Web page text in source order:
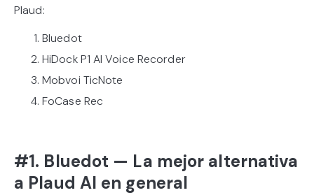
Plaud:
Bluedot
HiDock P1 AI Voice Recorder
Mobvoi TicNote
FoCase Rec
#1. Bluedot — La mejor alternativa
a Plaud AI en general